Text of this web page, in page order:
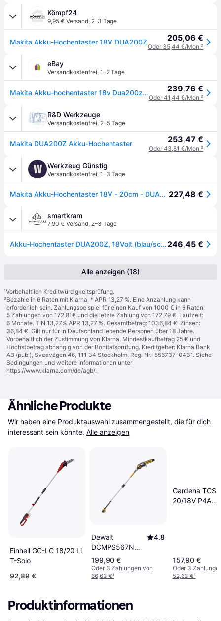
Kömpf24
9,95 € Versand, 2–3 Tage
Makita Akku-Hochentaster 18V DUA200Z 205,06 €
Oder 35,44 €/Mon.²
eBay
Versandkostenfrei, 1–2 Tage
Makita Akku-hochentaster 18v Dua200z (ohne Akkus Und Ohne Ladegerät) 239,76 €
Oder 41,44 €/Mon.²
R&D Werkzeuge
Versandkostenfrei, 2–5 Tage
Makita DUA200Z Akku-Hochentaster 253,47 €
Oder 43,81 €/Mon.²
W Werkzeug Günstig
Versandkostenfrei, 1–3 Tage
Makita Akku-Hochentaster 18V - 20cm - DUA200Z - 1,62-2,52m - ohne Akku/Ladegerät 227,48 €
smartkram
7,90 € Versand, 2–3 Tage
Akku-Hochentaster DUA200Z, 18Volt (blau/schwarz, ohne Akku und Ladegert)246,45 €
Alle anzeigen (18)
¹Vorbehaltlich Kreditwürdigkeitsprüfung.
²Bezahle in 6 Raten mit Klarna, * APR 13,27 %. Eine Anzahlung kann
erforderlich sein. Zahlungsbeispiel für einen Kauf von 1000 € in 6 Raten:
5 Zahlungen von 172,81€ und die letzte Zahlung von 172,79 €. Laufzeit:
6 Monate. TIN 13,27% APR 13,27 %. Gesamtbetrag: 1036,84 €. Zinsen:
36,84 €. Gilt nur für in Deutschland lebende Personen über 18 Jahre.
Vorbehaltlich der Zustimmung von Klarna. Mindestkaufbetrag 25 € und
Höchstbetrag abhängig von der Bonitätsprüfung. Kreditgeber: Klarna Bank
AB (publ), Sveavägen 46, 111 34 Stockholm, Reg. Nr.: 556737-0431. Siehe
Bedingungen und weitere Informationen unter
https://www.klarna.com/de/agb/.
Ähnliche Produkte
Wir haben eine Produktauswahl zusammengestellt, die für dich
interessant sein könnte. Alle anzeigen
Einhell GC-LC 18/20 Li
T-Solo
92,89 €
Dewalt
DCMPS567N
Solo
4.8
199,90 €
Oder 3 Zahlungen von
66,63 €¹
Gardena TCS
20/18V P4A
157,90 €
Oder 3
52,63 €¹
Produktinformationen